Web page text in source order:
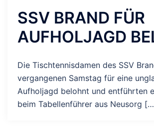
SSV BRAND FÜR
AUFHOLJAGD
Die Tischtennisdamen des SSV
vergangenen Samstag für eine
Aufholjagd belohnt und entführten
beim Tabellenführer aus Neusorg